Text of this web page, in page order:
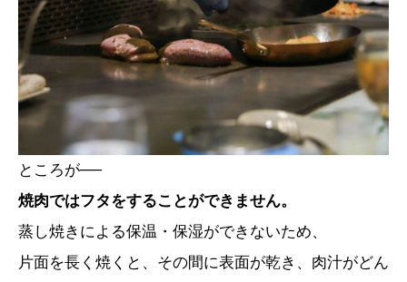
ところが──
焼肉ではフタをすることができません。
蒸し焼きによる保温・保湿ができないため、
片面を長く焼くと、その間に表面が乾き、肉汁がどん